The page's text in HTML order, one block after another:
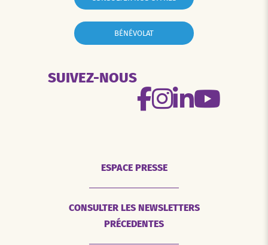
BÉNÉVOLAT
SUIVEZ-NOUS
ESPACE PRESSE
CONSULTER LES NEWSLETTERS
PRÉCEDENTES